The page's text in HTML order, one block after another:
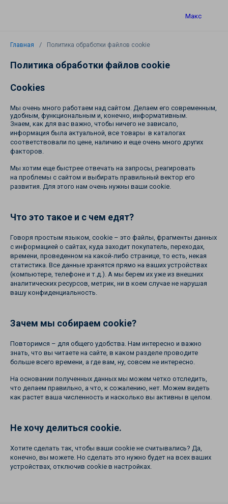
Макс
Главная Политика обработки файлов cookie
Политика обработки файлов cookie
Cookies
Мы очень много работаем над сайтом. Делаем его современным,
удобным, функциональным и, конечно, информативным.
Знаем, как для вас важно, чтобы ничего не зависало,
информация была актуальной, все товары в каталогах
соответствовали по цене, наличию и еще очень много других
факторов.
Мы хотим еще быстрее отвечать на запросы, реагировать
на проблемы с сайтом и выбирать правильный вектор его
развития. Для этого нам очень нужны ваши cookie.
Что это такое и с чем едят?
Говоря простым языком, cookie – это файлы, фрагменты данных
с информацией о сайтах, куда заходит покупатель, переходах,
времени, проведенном на какой-либо странице, то есть, некая
статистика. Все данные хранятся прямо на ваших устройствах
(компьютере, телефоне и т.д.). А мы берем их уже из внешних
аналитических ресурсов, метрик, ни в коем случае не нарушая
вашу конфиденциальность.
Зачем мы собираем cookie?
Повторимся – для общего удобства. Нам интересно и важно
знать, что вы читаете на сайте, в каком разделе проводите
больше всего времени, а где вам, ну, совсем не интересно.
На основании полученных данных мы можем четко отследить,
что делаем правильно, а что, к сожалению, нет. Можем видеть
как растет ваша численность и насколько вы активны в целом.
Не хочу делиться cookie.
Хотите сделать так, чтобы ваши cookie не считывались? Да,
конечно, вы можете. Но сделать это нужно будет на всех ваших
устройствах, отключив cookie в настройках.